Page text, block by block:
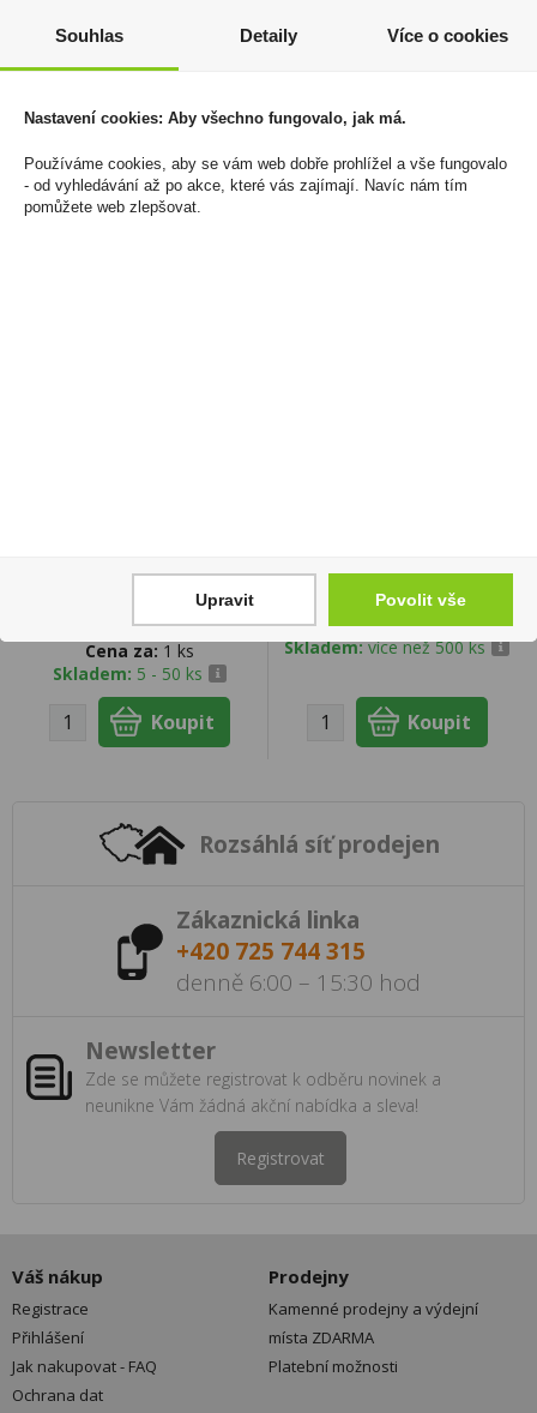
369 Kč
Skladem:
100 - 500 ks
Black White Dry Slim
Cena za:
Skladem:50 - 100 ks
Rosado Brut 0,75l
250 Kč
Cena za: 1 ks
Skladem: 5 - 50 ks
19 Kč
Cena za:1 ks
Skladem:více než 500 ks
Rozsáhlá síť prodejen
Zákaznická linka
+420 725 744 315
denně 6:00 – 15:30 hod
Newsletter
Zde se můžete registrovat k odběru novinek a
neunikne Vám žádná akční nabídka a sleva!
Registrovat
Váš nákup
Registrace
Přihlášení
Jak nakupovat - FAQ
Ochrana dat
Prodejny
Kamenné prodejny a výdejní
místa ZDARMA
Platební možnosti
Souhlas Detaily Více o cookies
Nastavení cookies: Aby všechno fungovalo, jak má.
Používáme cookies, aby se vám web dobře prohlížel a vše fungovalo
- od vyhledávání až po akce, které vás zajímají. Navíc nám tím
pomůžete web zlepšovat.
Upravit Povolit vše